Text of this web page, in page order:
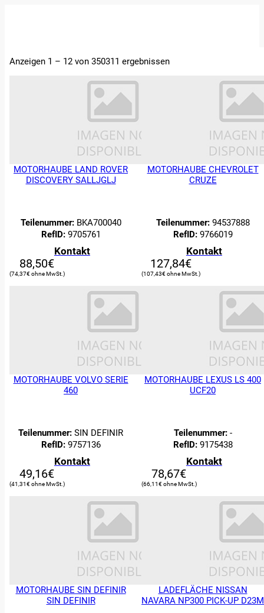
STARTSEITE
FAHRZEUGE
ÜBER UNS
ABTRETUNGEN
BEWERTUNGEN
KONTAKT
Filter
Anzeigen 1 – 12 von 350311 ergebnissen
MOTORHAUBE LAND ROVER
DISCOVERY SALLJGLJ
Teilenummer:BKA700040
RefID:9705761
Kontakt
88,50€
74,37€
MOTORHAUBE CHEVROLET
CRUZE
Teilenummer:94537888
RefID:9766019
Kontakt
127,84€
107,43€
MOTORHAUBE VOLVO SERIE
460
Teilenummer: SIN DEFINIR
RefID:9757136
Kontakt
49,16€
41,31€
MOTORHAUBE LEXUS LS 400
UCF20
Teilenummer:-
RefID:9175438
Kontakt
78,67€
66,11€
MOTORHAUBE SIN DEFINIR
SIN DEFINIR
LADEFLÄCHE NISSAN
NAVARA NP300 PICK-UP D23M